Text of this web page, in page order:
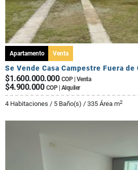
Apartamento Venta
$1.600.000.000 COP | Venta
$4.900.000 COP | Alquiler
4 Habitaciones / 5 Baño(s) / 335 Área m2